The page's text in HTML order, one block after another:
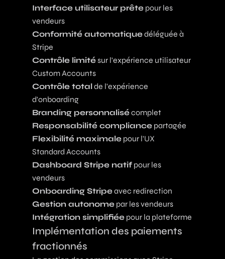
Interface utilisateur prête pour les
vendeurs
Conformité automatiquedéléguée à
Stripe
Contrôle limitésur l'expérience utilisateur
Custom Accounts
Contrôle totalde l'expérience
d'onboarding
Branding personnalisécomplet
Responsabilité compliance partagée
Flexibilité maximale pour l'UX
Standard Accounts
Dashboard Stripe natif pour les
vendeurs
Onboarding Stripeavec redirection
Gestion autonome par les vendeurs
Intégration simplifiée pour la plateforme
Implémentation des paiements
fractionnés